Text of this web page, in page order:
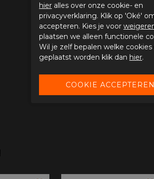
hier alles over onze cookie- en
privacyverklaring. Klik op 'Oké'
accepteren. Kies je voor
plaatsen we alleen functionele
Wil je zelf bepalen welke cookies
geplaatst worden klik dan hier.